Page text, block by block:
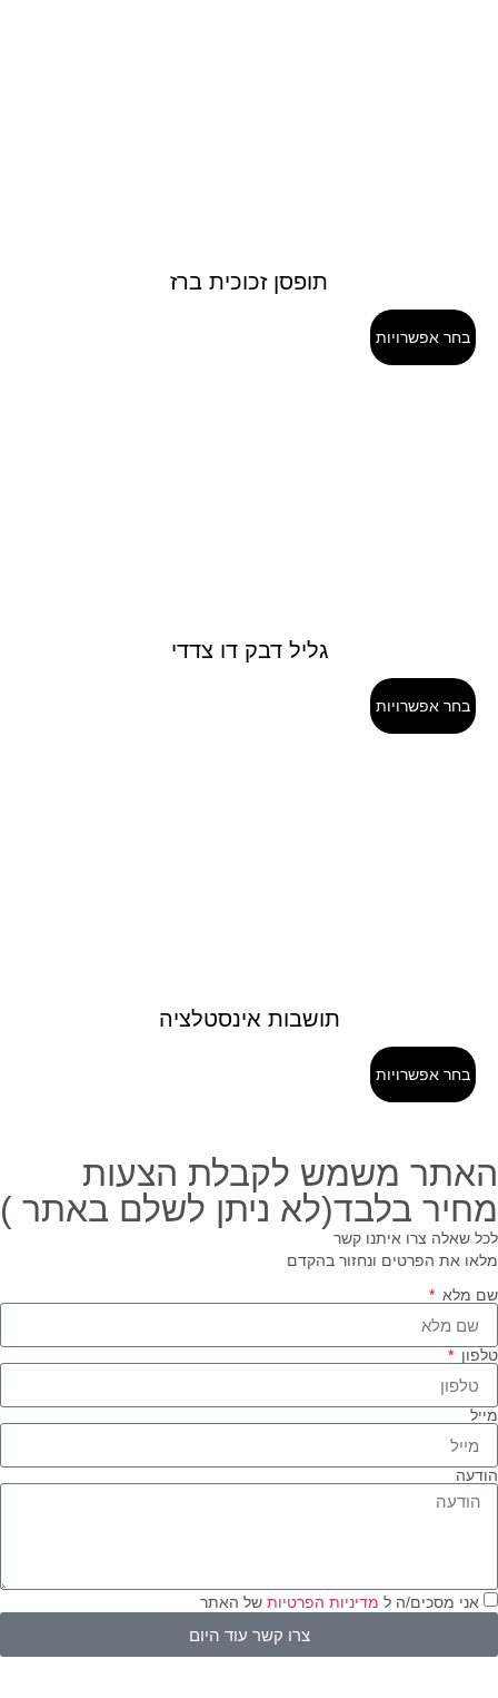
תופסן זכוכית ברז
בחר אפשרויות
גליל דבק דו צדדי
בחר אפשרויות
תושבות אינסטלציה
בחר אפשרויות
משמש לקבלת הצעות
בלבד(לא ניתן לשלם באתר )
שאלה צרו איתנו קשר
את הפרטים ונחזור בהקדם
מלא
אני מסכים/ה למדיניות הפרטיותשל האתר
צרו קשר עוד היום